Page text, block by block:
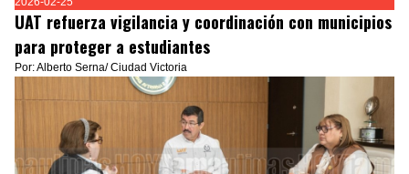
UAT refuerza vigilancia y coordinación con municipios
para proteger a estudiantes
Por: Alberto Serna/ Ciudad Victoria